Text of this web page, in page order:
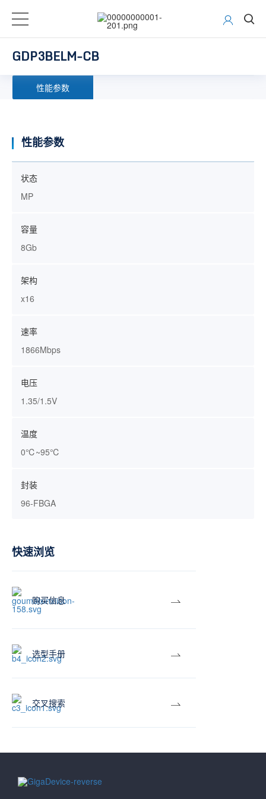
GDP3BELM-CB
性能参数
性能参数
状态
MP
容量
8Gb
架构
x16
速率
1866Mbps
电压
1.35/1.5V
温度
0℃~95℃
封装
96-FBGA
快速浏览
购买信息
选型手册
交叉搜索